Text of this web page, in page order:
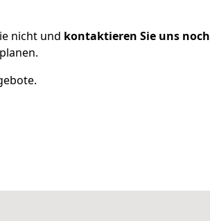
nicht und kontaktieren Sie uns noch